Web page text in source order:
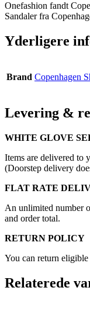
Onefashion fandt
Sandaler fra
Yderligere
Brand Copenhagen
Levering &
WHITE GLOVE
Items are delivered to
(Doorstep delivery
FLAT RATE
An unlimited number
and order total.
RETURN POLICY
You can return
Relaterede